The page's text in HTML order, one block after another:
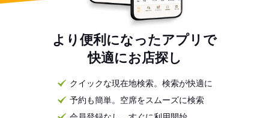
より便利になったアプリで
快適にお店探し
クイックな現在地検索。検索が快適に
予約も簡単。空席をスムーズに検索